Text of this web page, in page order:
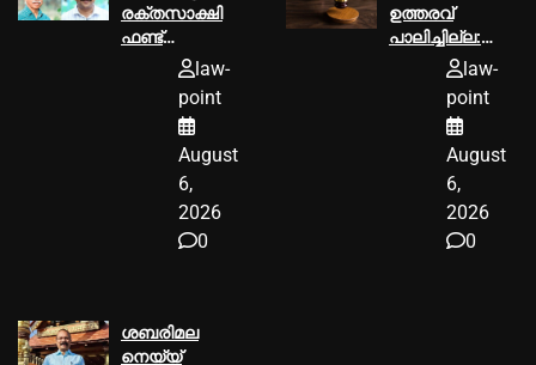
രക്തസാക്ഷി
ഫണ്ട്
ആരോപണം,
മധുസൂദനൻ
എംഎല്‍എ വി
കുഞ്ഞികൃഷ്ണന്
നോട്ടീസ്
law-
point
August
6,
2026
0
ഉത്തരവ്‌
പാലിച്ചില്ല:
മൂവാറ്റുപുഴ
രൂപയുടെ പിഴ
law-
point
August
6,
2026
0
ശബരിമല
നെയ്യ്